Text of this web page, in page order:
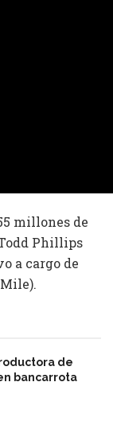
millones de
Phillips
a cargo de
de
bancarrota